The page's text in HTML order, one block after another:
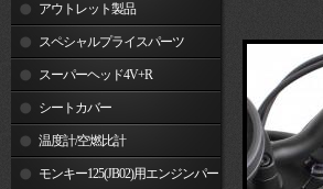
アウトレット製品
スペシャルプライスパーツ
スーパーヘッド4V+R
シートカバー
温度計/空燃比計
モンキー125(JB02)用エンジンパー